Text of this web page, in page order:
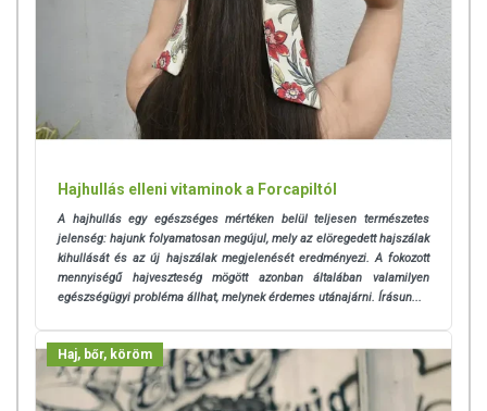
Hajhullás elleni vitaminok a Forcapiltól
A hajhullás egy egészséges mértéken belül teljesen természetes
jelenség: hajunk folyamatosan megújul, mely az elöregedett hajszálak
kihullását és az új hajszálak megjelenését eredményezi. A fokozott
mennyiségű hajveszteség mögött azonban általában valamilyen
egészségügyi probléma állhat, melynek érdemes utánajárni. Írásun...
Haj, bőr, köröm